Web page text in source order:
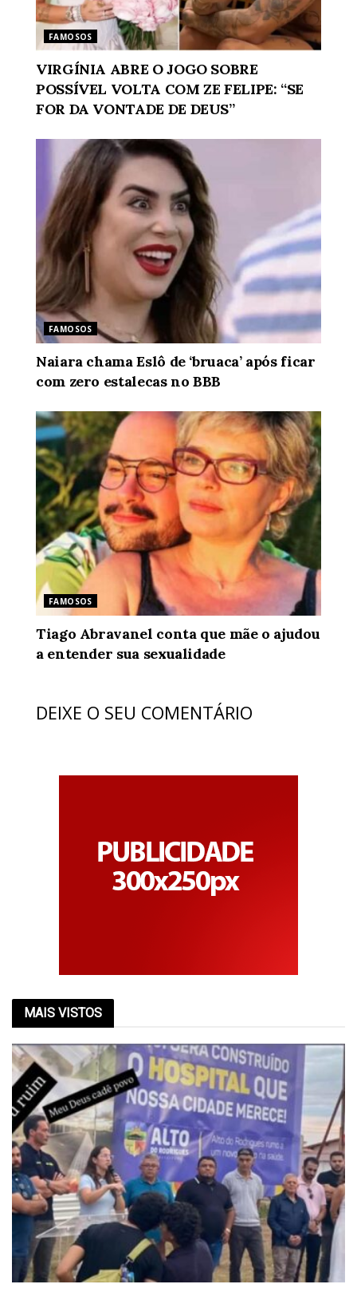
FAMOSOS
VIRGÍNIA ABRE O JOGO SOBRE
POSSÍVEL VOLTA COM ZE FELIPE: “SE
FOR DA VONTADE DE DEUS”
FAMOSOS
Naiara chama Eslô de ‘bruaca’ após ficar
com zero estalecas no BBB
FAMOSOS
Tiago Abravanel conta que mãe o ajudou
a entender sua sexualidade
DEIXE O SEU COMENTÁRIO
MAIS VISTOS